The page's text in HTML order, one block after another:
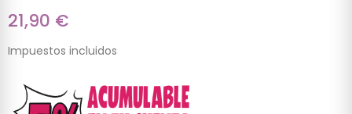
21,90 €
Impuestos incluidos